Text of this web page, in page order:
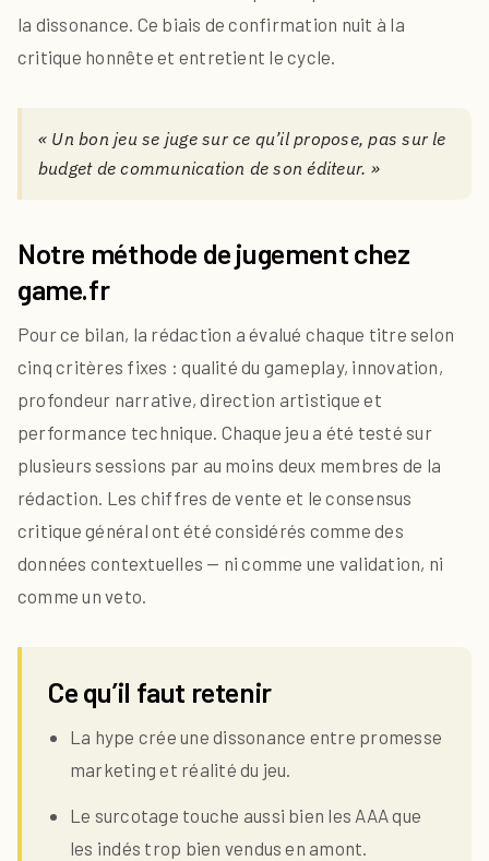
la dissonance. Ce biais de confirmation nuit à la
critique honnête et entretient le cycle.
« Un bon jeu se juge sur ce qu’il propose, pas sur le
budget de communication de son éditeur. »
Notre méthode de jugement chez
game.fr
Pour ce bilan, la rédaction a évalué chaque titre selon
cinq critères fixes : qualité du gameplay, innovation,
profondeur narrative, direction artistique et
performance technique. Chaque jeu a été testé sur
plusieurs sessions par au moins deux membres de la
rédaction. Les chiffres de vente et le consensus
critique général ont été considérés comme des
données contextuelles — ni comme une validation, ni
comme un veto.
Ce qu’il faut retenir
La hype crée une dissonance entre promesse
marketing et réalité du jeu.
Le surcotage touche aussi bien les AAA que
les indés trop bien vendus en amont.